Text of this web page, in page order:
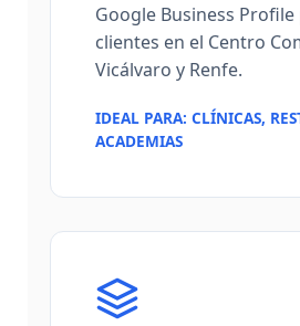
Google Business
clientes en el Centro
Vicálvaro y Renfe.
IDEAL PARA: CLÍNICAS,
ACADEMIAS